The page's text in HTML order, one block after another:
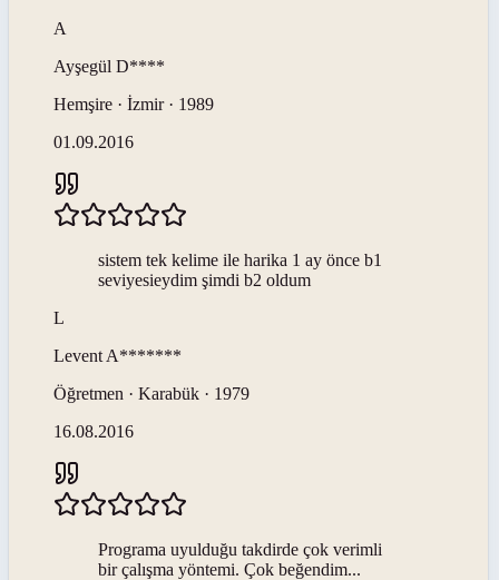
A
Ayşegül D****
Hemşire · İzmir · 1989
01.09.2016
sistem tek kelime ile harika 1 ay önce b1
seviyesieydim şimdi b2 oldum
L
Levent A*******
Öğretmen · Karabük · 1979
16.08.2016
Programa uyulduğu takdirde çok verimli
bir çalışma yöntemi. Çok beğendim...